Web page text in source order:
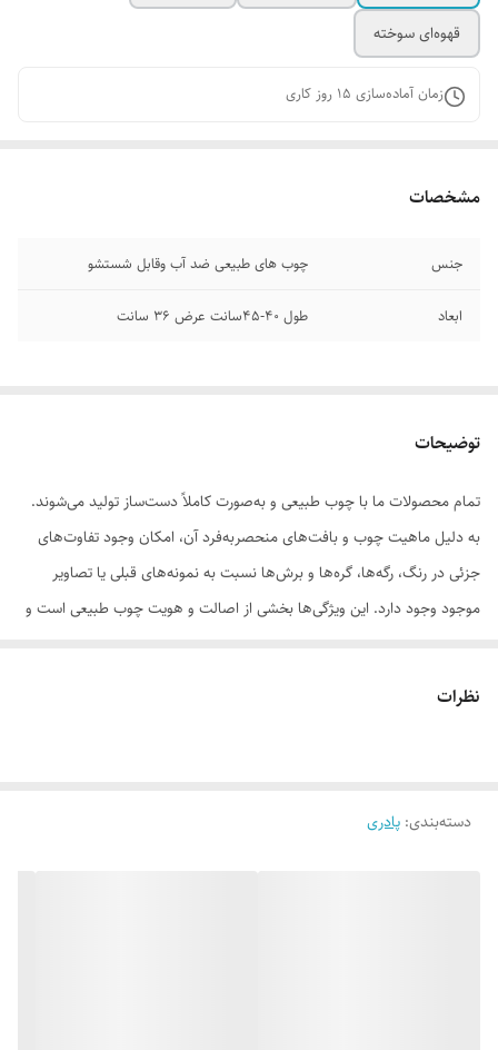
قهوه‌ای سوخته
زمان آماده‌سازی 15 روز کاری
مشخصات
جنس چوب های طبیعی ضد آب وقابل شستشو
ابعاد طول 40-۴۵سانت عرض 36 سانت
توضیحات
تمام محصولات ما با چوب طبیعی و به‌صورت کاملاً دست‌ساز تولید می‌شوند.
به دلیل ماهیت چوب و بافت‌های منحصر‌به‌فرد آن، امکان وجود تفاوت‌های
جزئی در رنگ، رگه‌ها، گره‌ها و برش‌ها نسبت به نمونه‌های قبلی یا تصاویر
موجود وجود دارد. این ویژگی‌ها بخشی از اصالت و هویت چوب طبیعی است و
سفارش به‌منزله‌ی پذیرش این موارد و آگاهی از ویژگی‌های طبیعی چوب هست
نظرات
دسته‌بندی: پادری